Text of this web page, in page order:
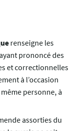
renseigne les
prononcé des
et correctionnelles
à l’occasion
personne, à
assorties du